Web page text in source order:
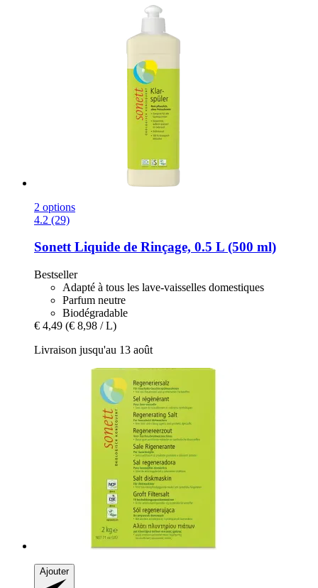
2 options
4.2 (29)
SonettLiquide de Rinçage, 0.5 L (500 ml)
Bestseller
Adapté à tous les lave-vaisselles domestiques
Parfum neutre
Biodégradable
€ 4,49 (€ 8,98 / L)
Livraison jusqu'au 13 août
Ajouter